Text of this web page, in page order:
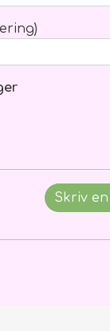
Skriv